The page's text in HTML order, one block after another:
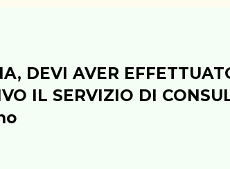
DEVI AVER
IL SERVIZIO DI